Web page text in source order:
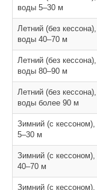
воды 5–30 м
Летний (без
воды 40–70 м
Летний (без
воды 80–90 м
Летний (без
воды более 90 м
Зимний (с
5–30 м
Зимний (с
40–70 м
Зимний (с